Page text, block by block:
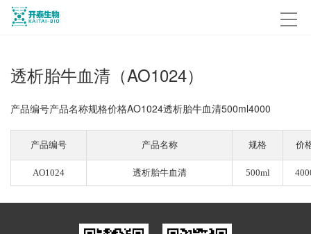
透析胎牛血清（AO1024）
产品编号产品名称规格价格AO1024透析胎牛血清500ml4000
产品编号 产品名称 规格 价
AO1024 透析胎牛血清 500ml